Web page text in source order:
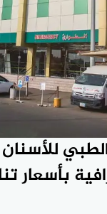
بأسعار